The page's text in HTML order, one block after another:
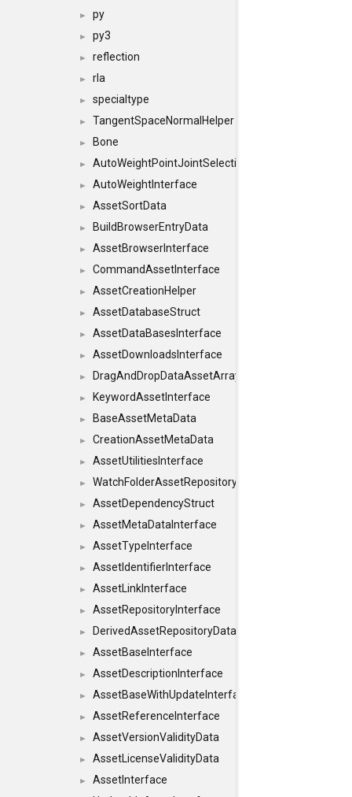
► py
► py3
► reflection
► rla
► specialtype
► TangentSpaceNormalHelper
► Bone
► AutoWeightPointJointSelections
► AutoWeightInterface
► AssetSortData
► BuildBrowserEntryData
► AssetBrowserInterface
► CommandAssetInterface
► AssetCreationHelper
► AssetDatabaseStruct
► AssetDataBasesInterface
► AssetDownloadsInterface
► DragAndDropDataAssetArray
► KeywordAssetInterface
► BaseAssetMetaData
► CreationAssetMetaData
► AssetUtilitiesInterface
► WatchFolderAssetRepositoryInterface
► AssetDependencyStruct
► AssetMetaDataInterface
► AssetTypeInterface
► AssetIdentifierInterface
► AssetLinkInterface
► AssetRepositoryInterface
► DerivedAssetRepositoryDataInterface
► AssetBaseInterface
► AssetDescriptionInterface
► AssetBaseWithUpdateInterface
► AssetReferenceInterface
► AssetVersionValidityData
► AssetLicenseValidityData
►
AssetInterface